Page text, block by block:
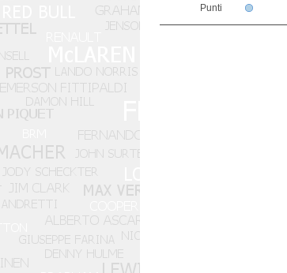
Punti